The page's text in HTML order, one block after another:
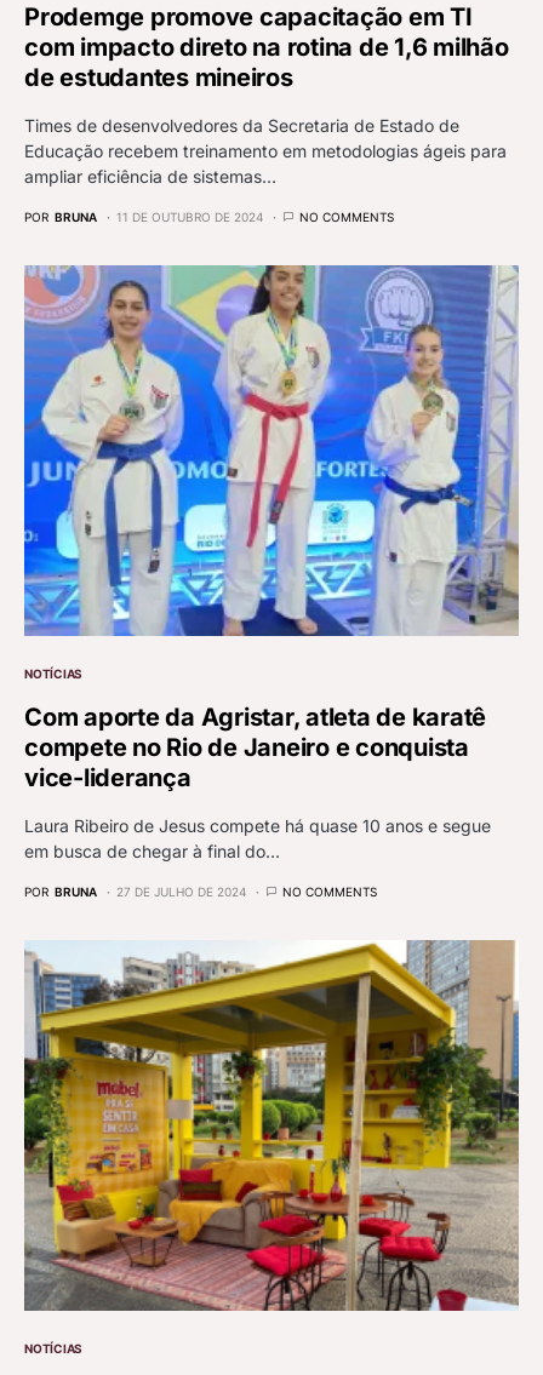
Prodemge promove capacitação em TI
com impacto direto na rotina de 1,6 milhão
de estudantes mineiros
Times de desenvolvedores da Secretaria de Estado de
Educação recebem treinamento em metodologias ágeis para
ampliar eficiência de sistemas…
POR BRUNA 11 DE OUTUBRO DE 2024 NO COMMENTS
NOTÍCIAS
Com aporte da Agristar, atleta de karatê
compete no Rio de Janeiro e conquista
vice-liderança
Laura Ribeiro de Jesus compete há quase 10 anos e segue
em busca de chegar à final do…
POR BRUNA 27 DE JULHO DE 2024 NO COMMENTS
NOTÍCIAS